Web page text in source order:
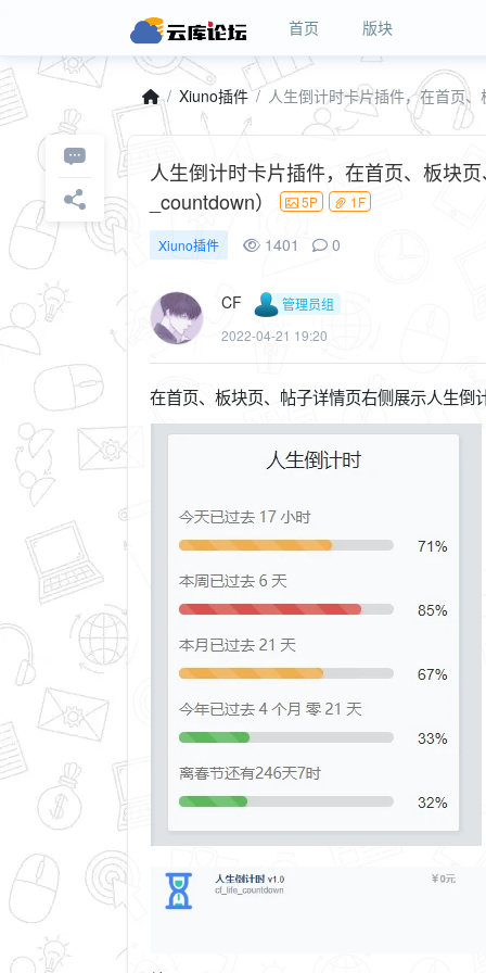
首页 版块
Xiuno插件
人生倒计时卡片插件，在首页、板块
_countdown）
5P 1F
Xiuno插件 1401 0
CF
管理员组
2022-04-21 19:20
在首页、板块页、帖子详情页右侧展示人生倒